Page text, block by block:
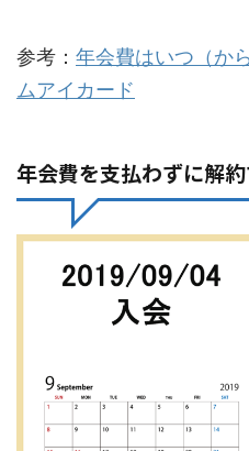
参考： 年会費はいつ（か
ムアイカード
年会費を支払わずに解